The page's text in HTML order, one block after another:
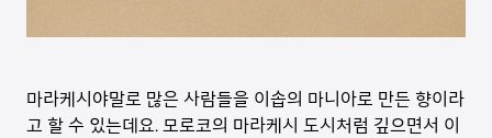
마라케시야말로 많은 사람들을 이솝의 마니아로 만든 향이라
고 할 수 있는데요. 모로코의 마라케시 도시처럼 깊으면서 이